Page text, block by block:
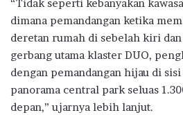
“Tidak seperti kebanyakan
dimana pemandangan ketika
deretan rumah di sebelah kiri
gerbang utama klaster DUO,
dengan pemandangan hijau di
panorama central park seluas
depan,” ujarnya lebih lanjut.